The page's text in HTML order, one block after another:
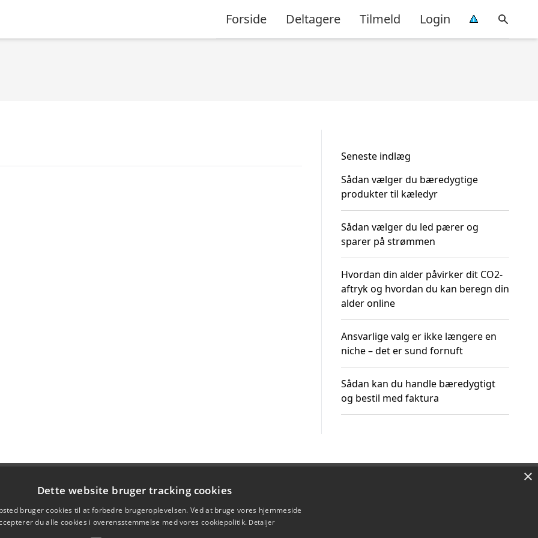
Forside Deltagere Tilmeld Login
Seneste indlæg
Sådan vælger du bæredygtige
produkter til kæledyr
Sådan vælger du led pærer og
sparer på strømmen
Hvordan din alder påvirker dit CO2-
aftryk og hvordan du kan beregn din
alder online
Ansvarlige valg er ikke længere en
niche – det er sund fornuft
Sådan kan du handle bæredygtigt
og bestil med faktura
×
Dette website bruger tracking cookies
bruger cookies til at forbedre brugeroplevelsen. Ved at bruge vores hjemmeside
du alle cookies i overensstemmelse med vores cookiepolitik. Detaljer